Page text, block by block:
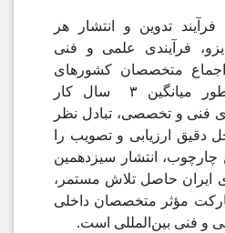
تدوین و انتشار هر
ایزو، فرآیندی علمی و فنی
متخصصان کشورهای
عضو است که به طور میانگین ۳ سال کار
فنی و تخصصی، تبادل نظر
دقیق ارزیابی و تصویب را
انتشار سیزدهمین
ایران حاصل تلاش مستمر،
مؤثر متخصصان داخلی
و فنی بین‌المللی است.